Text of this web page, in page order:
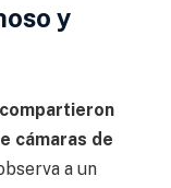
y
compartieron
cámaras de
a un